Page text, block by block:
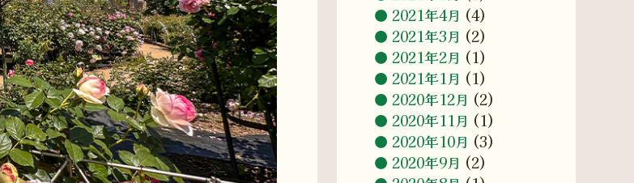
2021年4月 (4)
2021年3月 (2)
2021年2月 (1)
2021年1月 (1)
2020年12月 (2)
2020年11月 (1)
2020年10月 (3)
2020年9月 (2)